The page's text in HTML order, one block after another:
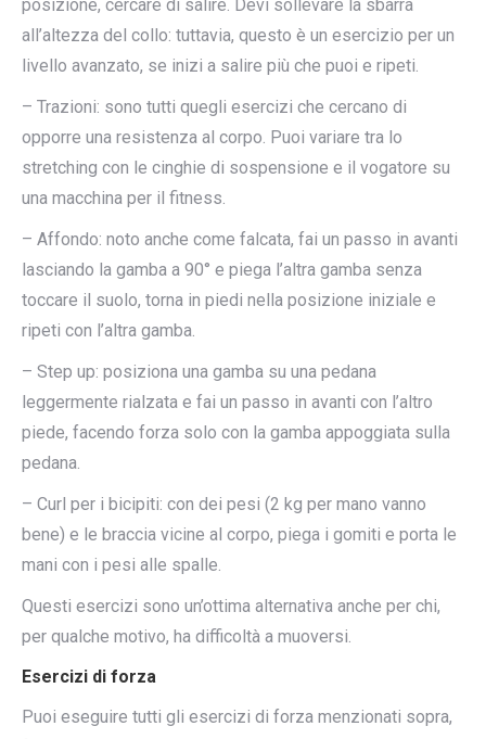
posizione, cercare di salire. Devi sollevare la sbarra
all’altezza del collo: tuttavia, questo è un esercizio per un
livello avanzato, se inizi a salire più che puoi e ripeti.
– Trazioni: sono tutti quegli esercizi che cercano di
opporre una resistenza al corpo. Puoi variare tra lo
stretching con le cinghie di sospensione e il vogatore su
una macchina per il fitness.
– Affondo: noto anche come falcata, fai un passo in avanti
lasciando la gamba a 90° e piega l’altra gamba senza
toccare il suolo, torna in piedi nella posizione iniziale e
ripeti con l’altra gamba.
– Step up: posiziona una gamba su una pedana
leggermente rialzata e fai un passo in avanti con l’altro
piede, facendo forza solo con la gamba appoggiata sulla
pedana.
– Curl per i bicipiti: con dei pesi (2 kg per mano vanno
bene) e le braccia vicine al corpo, piega i gomiti e porta le
mani con i pesi alle spalle.
Questi esercizi sono un’ottima alternativa anche per chi,
per qualche motivo, ha difficoltà a muoversi.
Esercizi di forza
Puoi eseguire tutti gli esercizi di forza menzionati sopra,